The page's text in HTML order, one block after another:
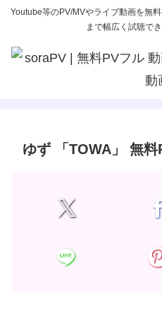
Youtube等のPV/MVやライブ動画を無
まで幅広く試聴で
ゆず 「TOWA」 無